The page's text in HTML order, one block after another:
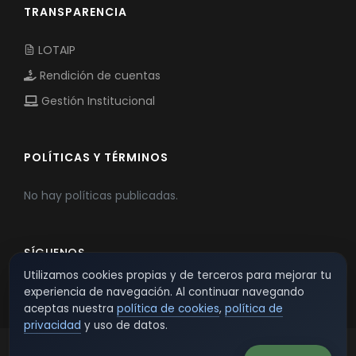
TRANSPARENCIA
LOTAIP
Rendición de cuentas
Gestión Institucional
POLÍTICAS Y TÉRMINOS
No hay políticas publicadas.
SÍGUENOS
Utilizamos cookies propias y de terceros para mejorar tu
experiencia de navegación. Al continuar navegando
aceptas nuestra política de cookies, política de
privacidad y uso de datos.